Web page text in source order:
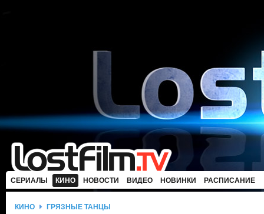
СЕРИАЛЫ КИНО НОВОСТИ ВИДЕО НОВИНКИ РАСПИСАНИЕ
КИНО ГРЯЗНЫЕ ТАНЦЫ